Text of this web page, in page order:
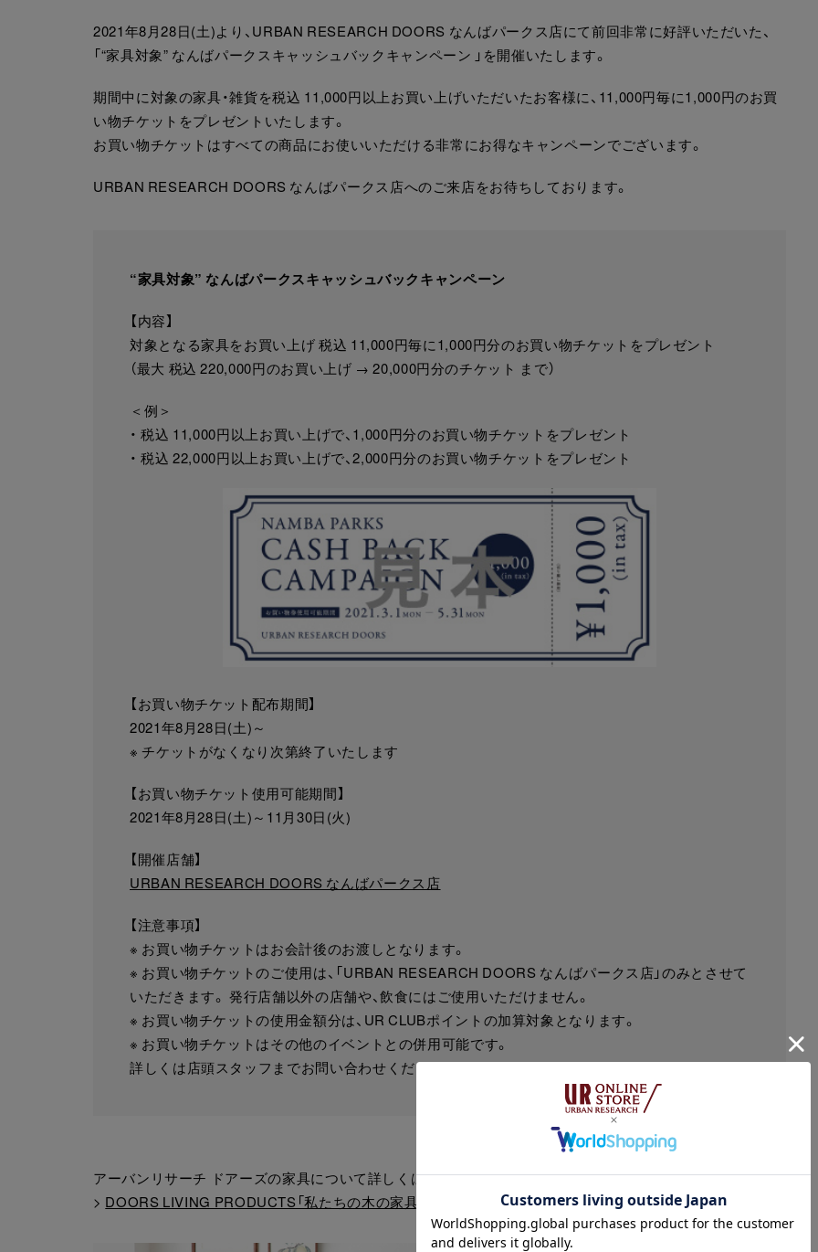
2021年8月28日(土)より、URBAN RESEARCH DOORS なんばパークス店にて前回非常に好評いただいた、
「“家具対象” なんばパークスキャッシュバックキャンペーン 」を開催いたします。
期間中に対象の家具・雑貨を税込 11,000円以上お買い上げいただいたお客様に、11,000円毎に1,000円のお買
い物チケットをプレゼントいたします。
お買い物チケットはすべての商品にお使いいただける非常にお得なキャンペーンでございます。
URBAN RESEARCH DOORS なんばパークス店へのご来店をお待ちしております。
“家具対象” なんばパークスキャッシュバックキャンペーン
【内容】
対象となる家具をお買い上げ 税込 11,000円毎に1,000円分のお買い物チケットをプレゼント
（最大 税込 220,000円のお買い上げ → 20,000円分のチケット まで）
＜例＞
・ 税込 11,000円以上お買い上げで、1,000円分のお買い物チケットをプレゼント
・ 税込 22,000円以上お買い上げで、2,000円分のお買い物チケットをプレゼント
【お買い物チケット配布期間】
2021年8月28日(土)～
※ チケットがなくなり次第終了いたします
【お買い物チケット使用可能期間】
2021年8月28日(土)～11月30日(火)
【開催店舗】
URBAN RESEARCH DOORS なんばパークス店
【注意事項】
※ お買い物チケットはお会計後のお渡しとなります。
※ お買い物チケットのご使用は、「URBAN RESEARCH DOORS なんばパークス店」のみとさせて
いただきます。 発行店舗以外の店舗や、飲食にはご使用いただけません。
※ お買い物チケットの使用金額分は、UR CLUBポイントの加算対象となります。
※ お買い物チケットはその他のイベントとの併用可能です。
詳しくは店頭スタッフまでお問い合わせください。
アーバンリサーチ ドアーズの家具について詳しくはこちら
> DOORS LIVING PRODUCTS「私たちの木の家具」